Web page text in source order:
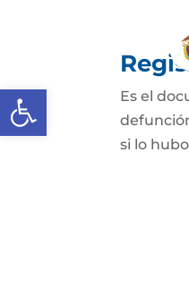
Abrir barra de
Es el
si lo